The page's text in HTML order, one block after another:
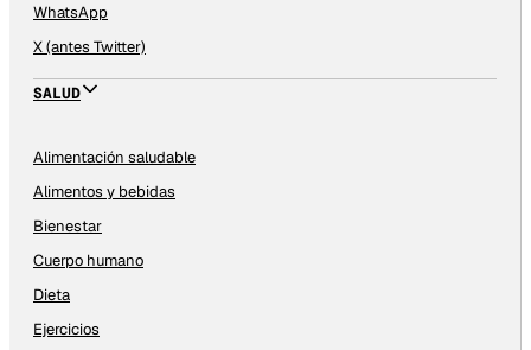
WhatsApp
X (antes Twitter)
SALUD
Alimentación saludable
Alimentos y bebidas
Bienestar
Cuerpo humano
Dieta
Ejercicios